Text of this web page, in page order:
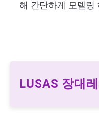
해 간단하게 모델링
LUSAS 장대